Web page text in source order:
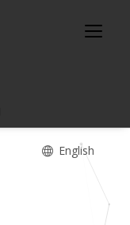
English